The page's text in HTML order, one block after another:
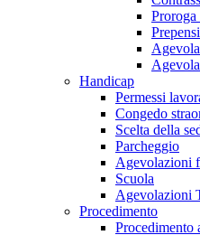
Handicap
Permessi
Congedo
Scelta della
Parcheggio
Agevolazioni
Scuola
Agevolazioni
Procedimento
Procedimento